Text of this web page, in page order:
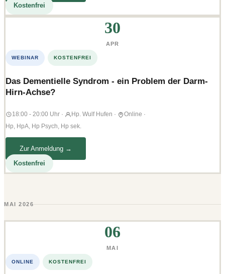
Kostenfrei
30
APR
WEBINAR KOSTENFREI
Das Dementielle Syndrom - ein Problem der Darm-
Hirn-Achse?
18:00 - 20:00 Uhr · Hp. Wulf Hufen · Online ·
Hp, HpA, Hp Psych, Hp sek.
Zur Anmeldung →
Kostenfrei
MAI 2026
06
MAI
ONLINE KOSTENFREI